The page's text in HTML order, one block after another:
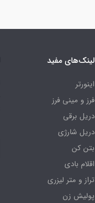
لینک‌های مفید
اینورتر
فرز و مینی فرز
دریل برقی
دریل شارژی
بتن کن
اقلام بادی
تراز و متر لیزری
پولیش زن